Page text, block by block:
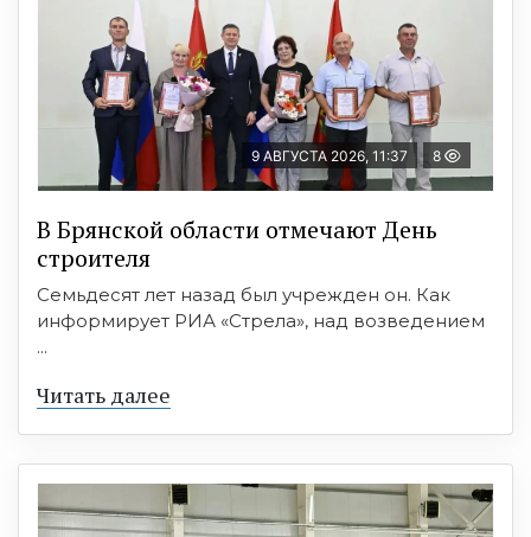
9 АВГУСТА 2026, 11:37 8
В Брянской области отмечают День
строителя
Семьдесят лет назад был учрежден он. Как
информирует РИА «Стрела», над возведением
...
Читать далее